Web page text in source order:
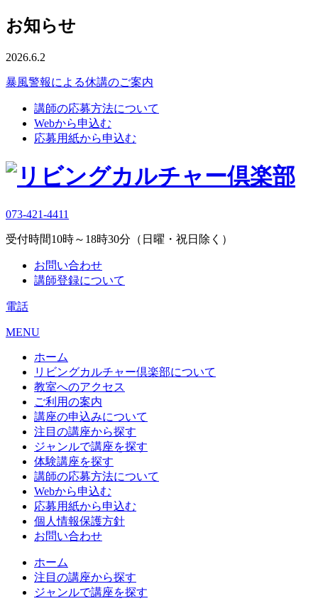
お知らせ
2026.6.2
暴風警報による休講のご案内
講師の応募方法について
Webから申込む
応募用紙から申込む
073-421-4411
受付時間10時～18時30分（日曜・祝日除く）
お問い合わせ
講師登録について
電話
MENU
ホーム
リビングカルチャー倶楽部について
教室へのアクセス
ご利用の案内
講座の申込みについて
注目の講座から探す
ジャンルで講座を探す
体験講座を探す
講師の応募方法について
Webから申込む
応募用紙から申込む
個人情報保護方針
お問い合わせ
ホーム
注目の講座から探す
ジャンルで講座を探す